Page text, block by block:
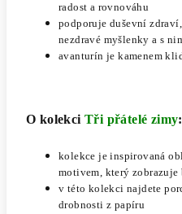
radost a rovnováhu
podporuje duševní
nezdravé myšlenky a s
avanturín je kamenem
O kolekci Tři přátelé zimy:
kolekce je inspirovaná
motivem, který
v této kolekci najdete
drobnosti z papíru